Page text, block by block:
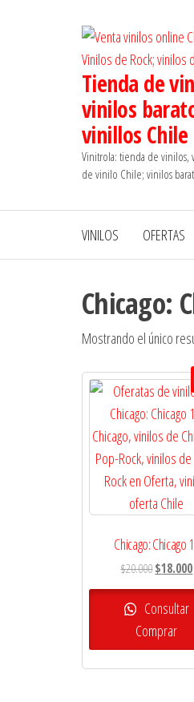
Tienda de
vinilos
vinillos Chile
Vinitrola: tienda de vinilos,
de vinilo Chile; vinilos
VINILOS OFERTAS
Chicago:
Mostrando el único
Chicago: Chicago
$20.000El
precio
original
era:
$20.000.
$18.000El
Consultar
Comprar